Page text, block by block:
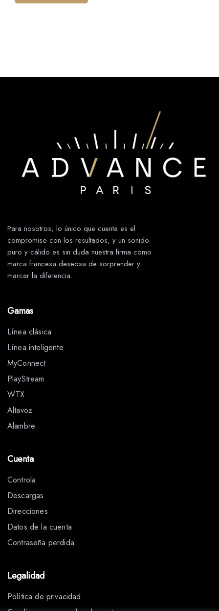
Para nosotros, lo único que cuenta es el
compromiso con los resultados, y un sonido
puro y cálido es sin duda nuestra firma como
marca francesa deseosa de sorprender y
marcar la diferencia.
Gamas
Línea clásica
Línea inteligente
MyConnect
PlayStream
WTX
Altavoz
Alambre
Cuenta
Controla
Descargas
Direcciones
Datos de la cuenta
Contraseña perdida
Legalidad
Política de privacidad